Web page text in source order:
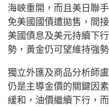
海峽重開，而且美日聯
免美國國債遭拋售，間
美國債息及美元持續下
勢，黃金仍可望維持強勢
獨立外匯及商品分析師
仍是主導金價的關鍵因
緩和，油價繼續下行，